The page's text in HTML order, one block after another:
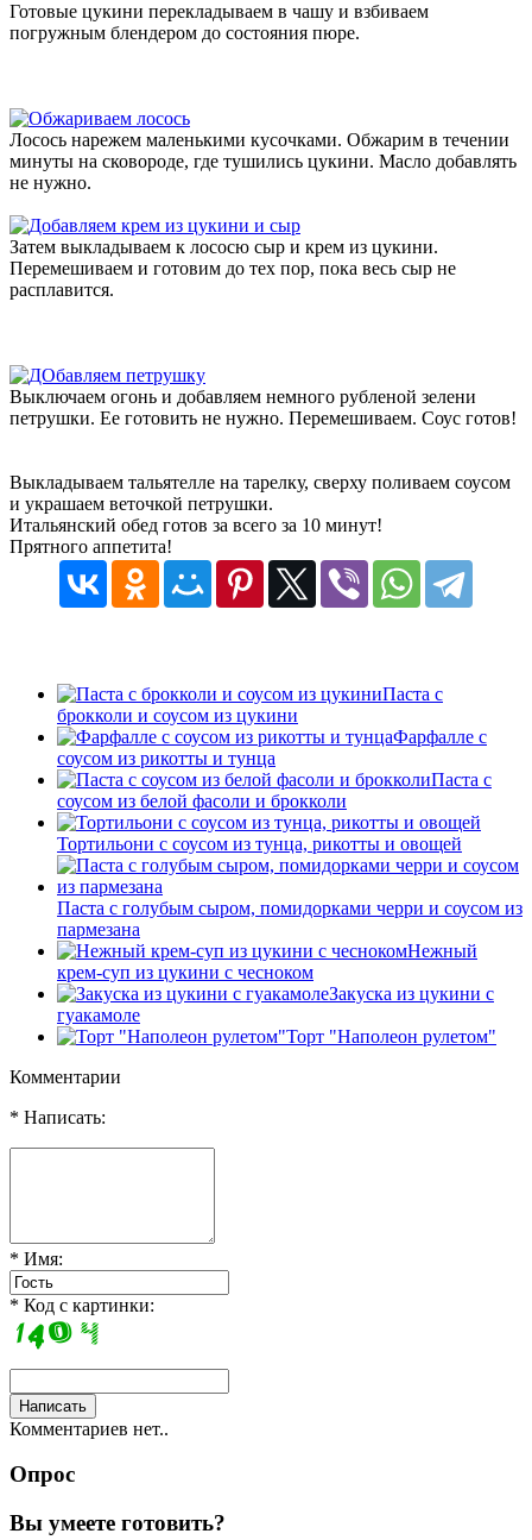
Готовые цукини перекладываем в чашу и взбиваем
погружным блендером до состояния пюре.
Лосось нарежем маленькими кусочками. Обжарим в течении
минуты на сковороде, где тушились цукини. Масло добавлять
не нужно.
Затем выкладываем к лососю сыр и крем из цукини.
Перемешиваем и готовим до тех пор, пока весь сыр не
расплавится.
Выключаем огонь и добавляем немного рубленой зелени
петрушки. Ее готовить не нужно. Перемешиваем. Соус готов!
Выкладываем тальятелле на тарелку, сверху поливаем соусом
и украшаем веточкой петрушки.
Итальянский обед готов за всего за 10 минут!
Прятного аппетита!
Паста с
брокколи и соусом из цукини
Фарфалле с
соусом из рикотты и тунца
Паста с
соусом из белой фасоли и брокколи
Тортильони с соусом из тунца, рикотты и овощей
Паста с голубым сыром, помидорками черри и соусом из
пармезана
Нежный
крем-суп из цукини с чесноком
Закуска из цукини с
гуакамоле
Торт "Наполеон рулетом"
Комментарии
* Написать:
* Имя:
* Код с картинки:
Комментариев нет..
Опрос
Вы умеете готовить?